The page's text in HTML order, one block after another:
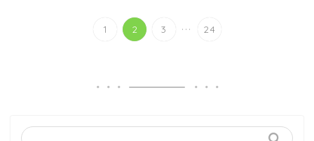
1 2 3 ... 24